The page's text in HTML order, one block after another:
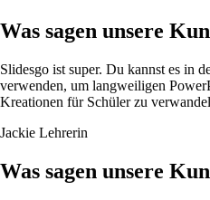
Was sagen unsere
Slidesgo ist super. Du kannst es in
verwenden, um langweiligen
Kreationen für Schüler zu
Jackie Lehrerin
Was sagen unsere